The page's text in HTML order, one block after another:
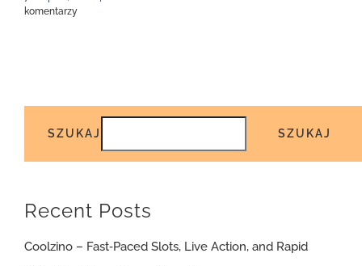
komentarzy
SZUKAJ SZUKAJ
Recent Posts
Coolzino – Fast‑Paced Slots, Live Action, and Rapid